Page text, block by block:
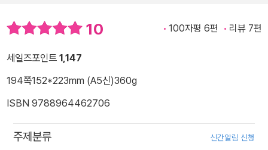
10 100자평 6편 리뷰 7편
세일즈포인트 1,147
194쪽152*223mm (A5신)360g
ISBN 9788964462706
주제분류 신간알림 신청